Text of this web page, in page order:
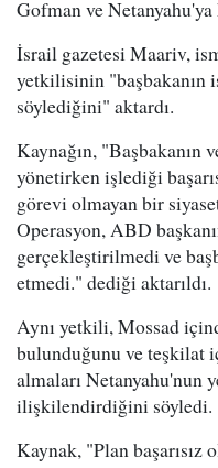
Gofman ve Netanyahu'ya
İsrail gazetesi Maariv,
yetkilisinin "başbakanın
söylediğini" aktardı.
Kaynağın, "Başbakanın
yönetirken işlediği
görevi olmayan bir
Operasyon, ABD
gerçekleştirilmedi ve
etmedi." dediği aktarıldı.
Aynı yetkili, Mossad
bulunduğunu ve teşkilat
almaları Netanyahu'nun
ilişkilendirdiğini söyledi.
Kaynak, "Plan başarısız